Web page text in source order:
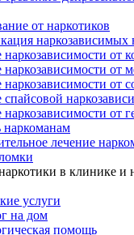
от наркотиков
наркозависимых
от
наркозависимости от
от
от
лечение
в клинике и
услуги
на дом
помощь